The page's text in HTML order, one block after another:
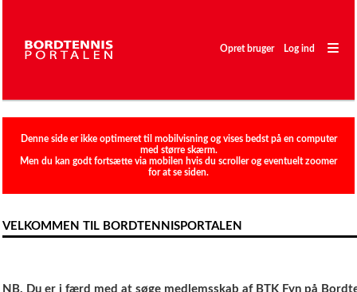
―
―
―
Opret bruger Log ind
Ratingliste
Spillere
Denne side er ikke optimeret til mobilvisning og vises bedst på en computer
med større skærm.
Men du kan godt fortsætte via mobilen hvis du scroller og eventuelt zoomer
for at se siden.
VELKOMMEN TIL BORDTENNISPORTALEN
NB. Du er i færd med at søge medlemsskab af BTK Fyn på